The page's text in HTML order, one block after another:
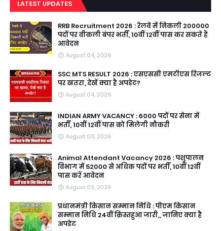
LATEST UPDATES
RRB Recruitment 2026 : रेलवे में निकली 200000
पदों पर वीकली बंपर भर्ती, 10वीं 12वीं पास कर सकते हैं
आवेदन
August 04, 2026
SSC MTS RESULT 2026 : एसएससी एमटीएस रिजल्ट
पर खतरा, देखें क्या है अपडेट?
August 04, 2026
INDIAN ARMY VACANCY : 6000 पदों पर सेना में
भर्ती, 10वीं 12वीं पास को मिलेगी नौकरी
August 03, 2026
Animal Attendant Vacancy 2026 : पशुपालन
विभाग में 52000 से अधिक पदों पर भर्ती, 10वीं 12वीं
पास करें आवेदन
August 02, 2026
प्रधानमंत्री किसान सम्मान निधि : पीएम किसान
सम्मान निधि 24वीं क़िस्तहुआ जारी,, जानिए क्या है
अपडेट